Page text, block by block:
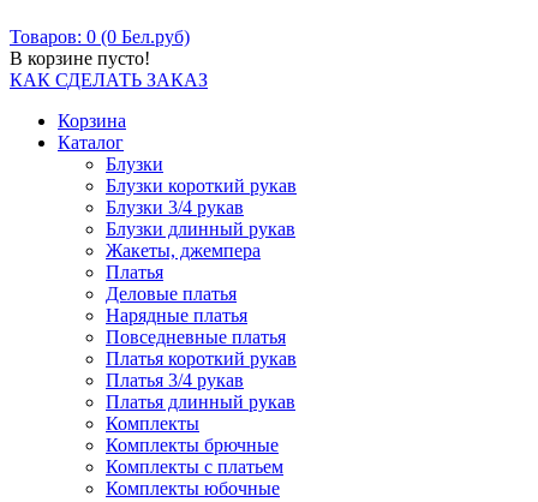
Товаров: 0 (0 Бел.руб)
В корзине пусто!
КАК СДЕЛАТЬ ЗАКАЗ
Корзина
Каталог
Блузки
Блузки короткий рукав
Блузки 3/4 рукав
Блузки длинный рукав
Жакеты, джемпера
Платья
Деловые платья
Нарядные платья
Повседневные платья
Платья короткий рукав
Платья 3/4 рукав
Платья длинный рукав
Комплекты
Комплекты брючные
Комплекты с платьем
Комплекты юбочные